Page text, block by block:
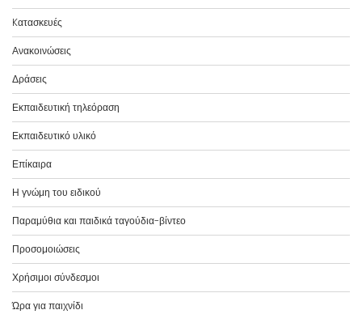
Kατασκευές
Ανακοινώσεις
Δράσεις
Εκπαιδευτική τηλεόραση
Εκπαιδευτικό υλικό
Επίκαιρα
Η γνώμη του ειδικού
Παραμύθια και παιδικά ταγούδια-βίντεο
Προσομοιώσεις
Χρήσιμοι σύνδεσμοι
Ώρα για παιχνίδι